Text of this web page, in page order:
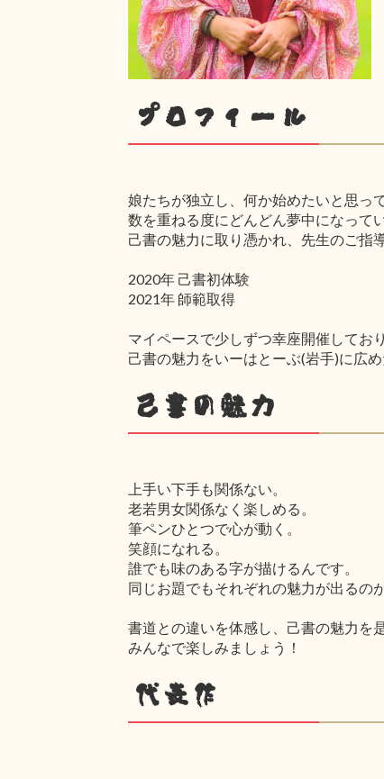
プロフィール
娘たちが独立し、何か始めたいと思っ
数を重ねる度にどんどん夢中になって
己書の魅力に取り憑かれ、先生のご指
2020年 己書初体験
2021年 師範取得
マイペースで少しずつ幸座開催しており
己書の魅力をいーはとーぶ(岩手)に広め
己書の魅力
上手い下手も関係ない。
老若男女関係なく楽しめる。
筆ペンひとつで心が動く。
笑顔になれる。
誰でも味のある字が描けるんです。
同じお題でもそれぞれの魅力が出るの
書道との違いを体感し、己書の魅力を
みんなで楽しみましょう！
代表作